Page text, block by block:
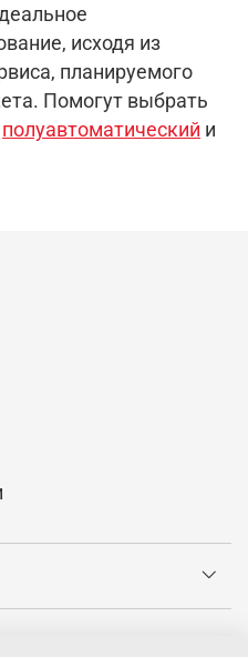
исходя из
планируемого
Помогут выбрать
полуавтоматический и